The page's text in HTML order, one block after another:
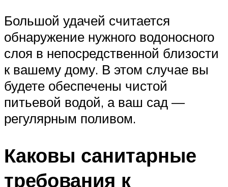
Большой удачей считается
обнаружение нужного водоносного
слоя в непосредственной близости
к вашему дому. В этом случае вы
будете обеспечены чистой
питьевой водой, а ваш сад —
регулярным поливом.
Каковы санитарные
требования к